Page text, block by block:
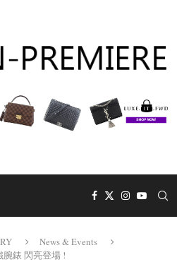
News & Events
腕錶 閃亮登場 !